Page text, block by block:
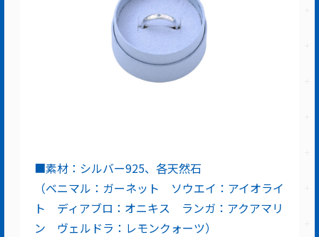
■素材：シルバー925、各天然石
（ベニマル：ガーネット ソウエイ：アイオライ
ト ディアブロ：オニキス ランガ：アクアマリ
ン ヴェルドラ：レモンクォーツ）